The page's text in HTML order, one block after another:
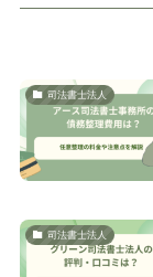
司法書士法人
司法書士法人